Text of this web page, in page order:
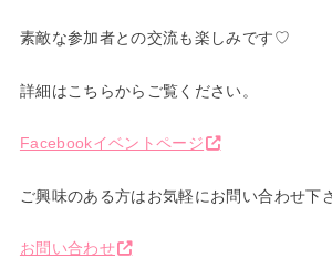
素敵な参加者との交流も楽しみです♡
詳細はこちらからご覧ください。
Facebookイベントページ
ご興味のある方はお気軽にお問い合わせ下
お問い合わせ